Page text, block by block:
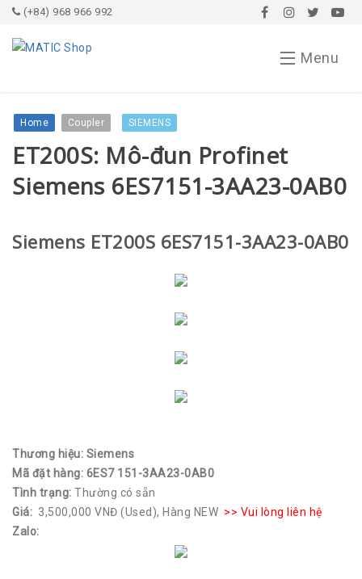
(+84) 968 966 992
Menu
Trang chủ
Bài viết
Giới thiệu
Motion
Step
Servo
Home Coupler SIEMENS
ET200S: Mô-đun Profinet
Siemens 6ES7151-3AA23-0AB0
Siemens ET200S 6ES7151-3AA23-0AB0
Thương hiệu: Siemens
Mã đặt hàng: 6ES7 151-3AA23-0AB0
Tình trạng: Thường có sẵn
Giá: 3,500,000 VNĐ (Used), Hàng NEW >> Vui lòng liên hệ
Zalo: